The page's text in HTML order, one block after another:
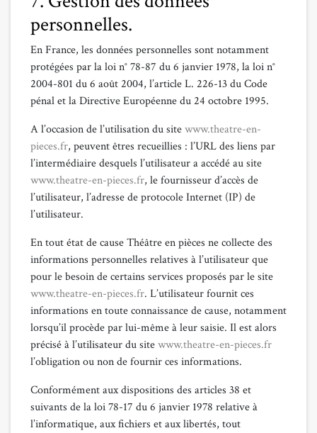
personnelles.
En France, les données personnelles sont notamment
protégées par la loi n° 78-87 du 6 janvier 1978, la loi n°
2004-801 du 6 août 2004, l’article L. 226-13 du Code
pénal et la Directive Européenne du 24 octobre 1995.
A l’occasion de l’utilisation du sitewww.theatre-en-
pieces.fr, peuvent êtres recueillies : l’URL des liens par
l’intermédiaire desquels l’utilisateur a accédé au site
www.theatre-en-pieces.fr, le fournisseur d’accès de
l’utilisateur, l’adresse de protocole Internet (IP) de
l’utilisateur.
En tout état de cause Théâtre en pièces ne collecte des
informations personnelles relatives à l’utilisateur que
pour le besoin de certains services proposés par le site
www.theatre-en-pieces.fr. L’utilisateur fournit ces
informations en toute connaissance de cause, notamment
lorsqu’il procède par lui-même à leur saisie. Il est alors
précisé à l’utilisateur du sitewww.theatre-en-pieces.fr
l’obligation ou non de fournir ces informations.
Conformément aux dispositions des articles 38 et
suivants de la loi 78-17 du 6 janvier 1978 relative à
l’informatique, aux fichiers et aux libertés, tout